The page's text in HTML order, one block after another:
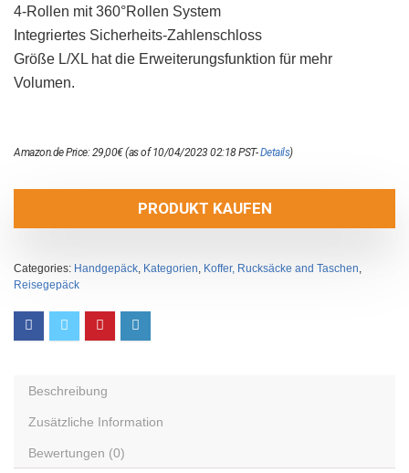
4-Rollen mit 360°Rollen System
Integriertes Sicherheits-Zahlenschloss
Größe L/XL hat die Erweiterungsfunktion für mehr
Volumen.
Amazon.de Price:29,00€(as of 10/04/2023 02:18 PST-Details)
PRODUKT KAUFEN
Categories: Handgepäck, Kategorien, Koffer, Rucksäcke and Taschen,
Reisegepäck
Beschreibung
Zusätzliche Information
Bewertungen (0)